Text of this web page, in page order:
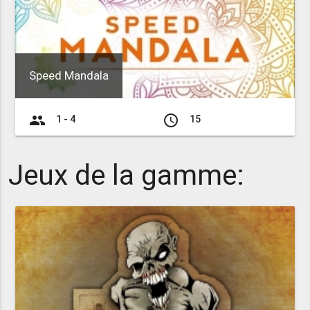
Speed Mandala
group 1 - 4 access_time 15
Jeux de la gamme: